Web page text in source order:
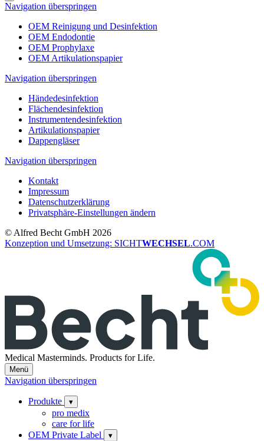
Navigation überspringen
OEM Reinigung und Desinfektion
OEM Endodontie
OEM Prophylaxe
OEM Artikulationspapier
Navigation überspringen
Händedesinfektion
Flächendesinfektion
Instrumentendesinfektion
Artikulationspapier
Dappengläser
Navigation überspringen
Kontakt
Impressum
Datenschutzerklärung
Privatsphäre-Einstellungen ändern
© Alfred Becht GmbH 2026
Konzeption und Umsetzung: SICHTWECHSEL.COM
Medical Masterminds. Products for Life.
Menü
Navigation überspringen
Produkte ▾
pro medix
care for life
OEM Private Label
▾